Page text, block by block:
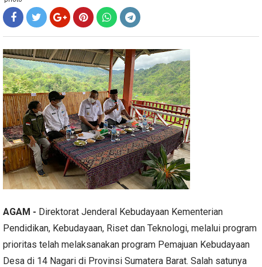
AGAM - Direktorat Jenderal Kebudayaan Kementerian
Pendidikan, Kebudayaan, Riset dan Teknologi, melalui program
prioritas telah melaksanakan program Pemajuan Kebudayaan
Desa di 14 Nagari di Provinsi Sumatera Barat. Salah satunya